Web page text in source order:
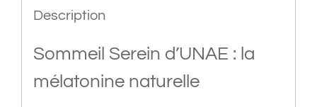
Description
Sommeil Serein d’UNAE : la
mélatonine naturelle